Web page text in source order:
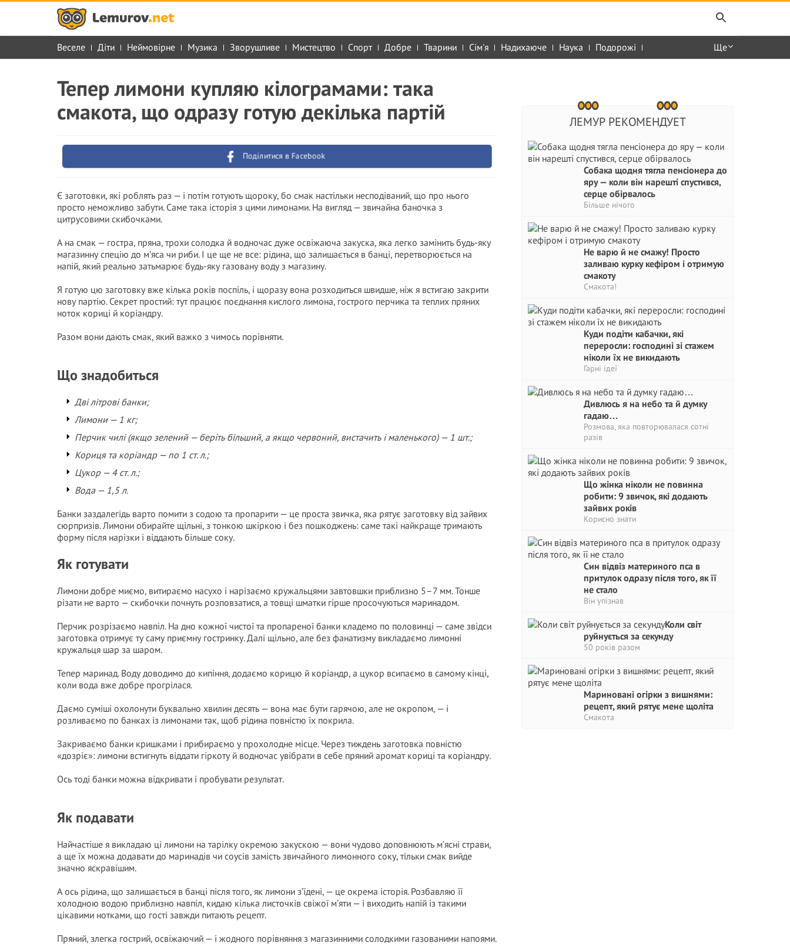
Веселе Діти Неймовірне Музика Зворушливе Мистецтво Спорт Добре Тварини Сім'я Надихаюче Наука Подорожі Ще
ЛЕМУР РЕКОМЕНДУЕТ
Собака щодня тягла пенсіонера до
яру — коли він нарешті спустився,
серце обірвалось
Більше нічого
Не варю й не смажу! Просто
заливаю курку кефіром і отримую
смакоту
Смакота!
Куди подіти кабачки, які
переросли: господині зі стажем
ніколи їх не викидають
Гарні ідеї
Дивлюсь я на небо та й думку
гадаю…
Розмова, яка повторювалася сотні
разів
Що жінка ніколи не повинна
робити: 9 звичок, які додають
зайвих років
Корисно знати
Син відвіз материного пса в
притулок одразу після того, як її
не стало
Він упізнав
Коли світ
руйнується за секунду
50 років разом
Мариновані огірки з вишнями:
рецепт, який рятує мене щоліта
Смакота
Тепер лимони купляю кілограмами: така
смакота, що одразу готую декілька партій
Поділитися в Facebook
Є заготовки, які роблять раз — і потім готують щороку, бо смак настільки несподіваний, що про нього
просто неможливо забути. Саме така історія з цими лимонами. На вигляд — звичайна баночка з
цитрусовими скибочками.
А на смак — гостра, пряна, трохи солодка й водночас дуже освіжаюча закуска, яка легко замінить будь-яку
магазинну спецію до м’яса чи риби. І це ще не все: рідина, що залишається в банці, перетворюється на
напій, який реально затьмарює будь-яку газовану воду з магазину.
Я готую цю заготовку вже кілька років поспіль, і щоразу вона розходиться швидше, ніж я встигаю закрити
нову партію. Секрет простий: тут працює поєднання кислого лимона, гострого перчика та теплих пряних
ноток кориці й коріандру.
Разом вони дають смак, який важко з чимось порівняти.
Що знадобиться
Дві літрові банки;
Лимони — 1 кг;
Перчик чилі (якщо зелений — беріть більший, а якщо червоний, вистачить і маленького) — 1 шт.;
Кориця та коріандр — по 1 ст. л.;
Цукор — 4 ст. л.;
Вода — 1,5 л.
Банки заздалегідь варто помити з содою та пропарити — це проста звичка, яка рятує заготовку від зайвих
сюрпризів. Лимони обирайте щільні, з тонкою шкіркою і без пошкоджень: саме такі найкраще тримають
форму після нарізки і віддають більше соку.
Як готувати
Лимони добре миємо, витираємо насухо і нарізаємо кружальцями завтовшки приблизно 5–7 мм. Тонше
різати не варто — скибочки почнуть розповзатися, а товщі шматки гірше просочуються маринадом.
Перчик розрізаємо навпіл. На дно кожної чистої та пропареної банки кладемо по половинці — саме звідси
заготовка отримує ту саму приємну гостринку. Далі щільно, але без фанатизму викладаємо лимонні
кружальця шар за шаром.
Тепер маринад. Воду доводимо до кипіння, додаємо корицю й коріандр, а цукор всипаємо в самому кінці,
коли вода вже добре прогрілася.
Даємо суміші охолонути буквально хвилин десять — вона має бути гарячою, але не окропом, — і
розливаємо по банках із лимонами так, щоб рідина повністю їх покрила.
Закриваємо банки кришками і прибираємо у прохолодне місце. Через тиждень заготовка повністю
«дозріє»: лимони встигнуть віддати гіркоту й водночас увібрати в себе пряний аромат кориці та коріандру.
Ось тоді банки можна відкривати і пробувати результат.
Як подавати
Найчастіше я викладаю ці лимони на тарілку окремою закускою — вони чудово доповнюють м’ясні страви,
а ще їх можна додавати до маринадів чи соусів замість звичайного лимонного соку, тільки смак вийде
значно яскравішим.
А ось рідина, що залишається в банці після того, як лимони з’їдені, — це окрема історія. Розбавляю її
холодною водою приблизно навпіл, кидаю кілька листочків свіжої м’яти — і виходить напій із такими
цікавими нотками, що гості завжди питають рецепт.
Пряний, злегка гострий, освіжаючий — і жодного порівняння з магазинними солодкими газованими напоями.